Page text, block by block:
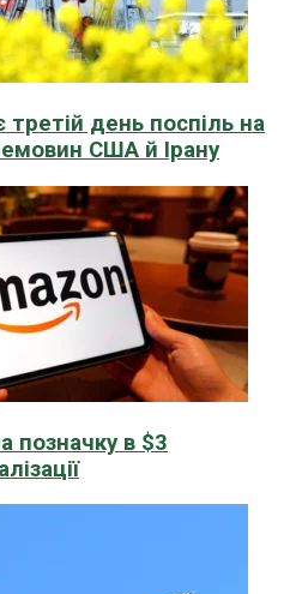
день поспіль на
США й Ірану
позначку в $3